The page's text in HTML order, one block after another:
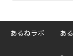
あるねラボ あ